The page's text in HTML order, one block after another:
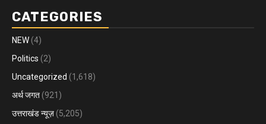
CATEGORIES
NEW (4)
Politics (2)
Uncategorized (1,618)
अर्थ जगत (921)
उत्तराखंड न्यूज़ (5,205)